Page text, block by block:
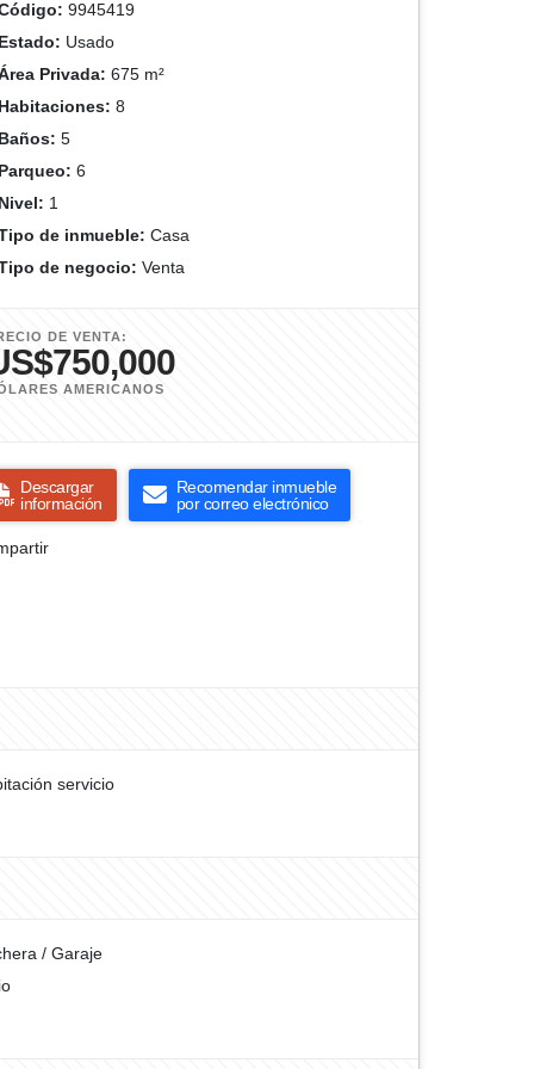
9945419
Usado
Privada: 675 m²
8
5
6
1
de inmueble: Casa
de negocio: Venta
DE VENTA:
AMERICANOS
Descargar
información
Recomendar inmueble
por correo electrónico
servicio
/ Garaje